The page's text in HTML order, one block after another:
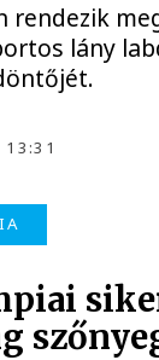
rendezik
lány
13:31